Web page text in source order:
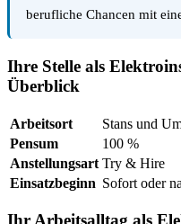
berufliche Chancen mit
Ihre Stelle als
Überblick
Arbeitsort
Stans und
Pensum
100 %
Anstellungsart Try & Hire
Einsatzbeginn Sofort oder